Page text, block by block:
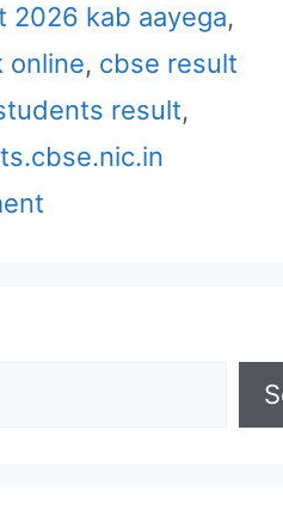
2026 kab aayega,
online, cbse result
result,